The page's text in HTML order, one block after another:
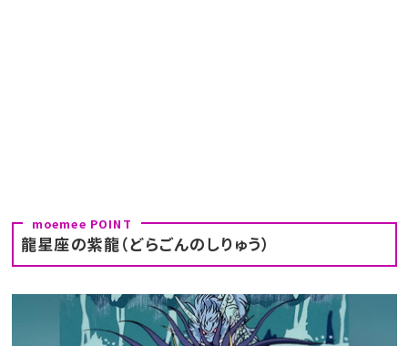
龍星座の紫龍（どらごんのしりゅう）